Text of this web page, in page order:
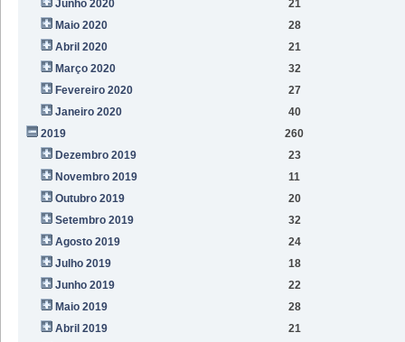
Junho 2020
21
Maio 2020
28
Abril 2020
21
Março 2020
32
Fevereiro 2020
27
Janeiro 2020
40
2019
260
Dezembro 2019
23
Novembro 2019
11
Outubro 2019
20
Setembro 2019
32
Agosto 2019
24
Julho 2019
18
Junho 2019
22
Maio 2019
28
Abril 2019
21